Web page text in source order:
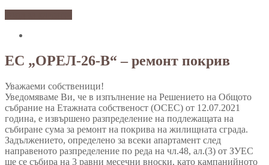
ЕС „ОРЕЛ-26-В“ – ремонт покрив
Уважаеми собственици!
Уведомяваме Ви, че в изпълнение на Решението на Общото
събрание на Етажната собственост (ОСЕС) от 12.07.2021
година, е извършено разпределение на подлежащата на
събиране сума за ремонт на покрива на жилищната сграда.
Задължението, определено за всеки апартамент след
направеното разпределение по реда на чл.48, ал.(3) от ЗУЕС
ще се събира на 3 равни месечни вноски, като кампанийното